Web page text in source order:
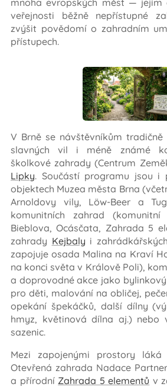
mnoha evropských měst — jejím
veřejnosti běžně nepřístupné
zvýšit povědomí o zahradním
přístupech.
V Brně se návštěvníkům
slavných vil i méně známé
školkové zahrady (Centrum
Lipky. Součástí programu jsou i
objektech Muzea města Brna
Arnoldovy vily, Löw-Beer a
komunitních zahrad (komunitní
Bieblova, Ocásčata, Zahrada 5
zahrady Kejbaly i
zapojuje osada Malina na Kraví
na konci světa v Králově Poli),
a doprovodné akce jako
pro děti, malování na obličej,
opekání špekáčků, další dílny
hmyz, květinová dílna aj.) nebo
sazenic.
Mezi zapojenými prostory
Otevřená zahrada Nadace
a přírodníZahrada 5 elementů v